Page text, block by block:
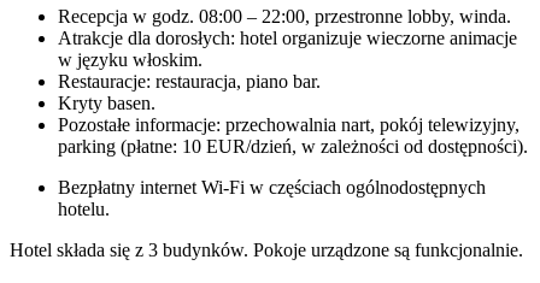
Recepcja w godz. 08:00 – 22:00, przestronne lobby, winda.
Atrakcje dla dorosłych: hotel organizuje wieczorne animacje
w języku włoskim.
Restauracje: restauracja, piano bar.
Kryty basen.
Pozostałe informacje: przechowalnia nart, pokój telewizyjny,
parking (płatne: 10 EUR/dzień, w zależności od dostępności).
Bezpłatny internet Wi-Fi w częściach ogólnodostępnych
hotelu.
Hotel składa się z 3 budynków. Pokoje urządzone są funkcjonalnie.